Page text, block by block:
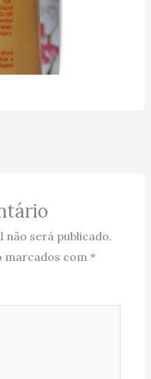
não será publicado.
marcados com *